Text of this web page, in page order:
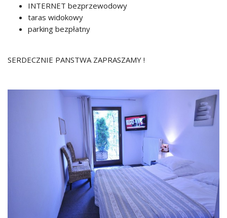
INTERNET bezprzewodowy
taras widokowy
parking bezpłatny
SERDECZNIE PANSTWA ZAPRASZAMY !